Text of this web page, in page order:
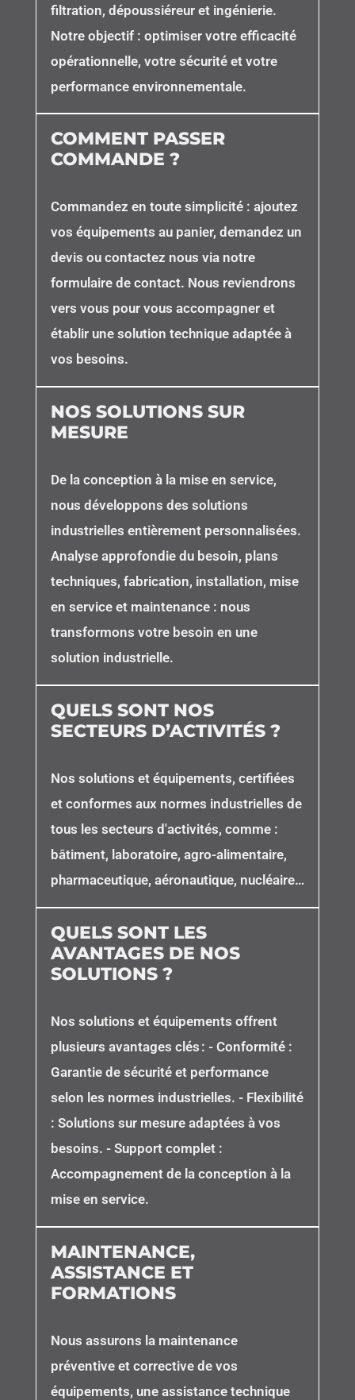
filtration, dépoussiéreur et ingénierie.
Notre objectif : optimiser votre efficacité
opérationnelle, votre sécurité et votre
performance environnementale.
COMMENT PASSER
COMMANDE ?
Commandez en toute simplicité : ajoutez
vos équipements au panier, demandez un
devis ou contactez nous via notre
formulaire de contact. Nous reviendrons
vers vous pour vous accompagner et
établir une solution technique adaptée à
vos besoins.
NOS SOLUTIONS SUR
MESURE
De la conception à la mise en service,
nous développons des solutions
industrielles entièrement personnalisées.
Analyse approfondie du besoin, plans
techniques, fabrication, installation, mise
en service et maintenance : nous
transformons votre besoin en une
solution industrielle.
QUELS SONT NOS
SECTEURS D’ACTIVITÉS ?
Nos solutions et équipements, certifiées
et conformes aux normes industrielles de
tous les secteurs d'activités, comme :
bâtiment, laboratoire, agro-alimentaire,
pharmaceutique, aéronautique, nucléaire…
QUELS SONT LES
AVANTAGES DE NOS
SOLUTIONS ?
Nos solutions et équipements offrent
plusieurs avantages clés : - Conformité :
Garantie de sécurité et performance
selon les normes industrielles. - Flexibilité
: Solutions sur mesure adaptées à vos
besoins. - Support complet :
Accompagnement de la conception à la
mise en service.
MAINTENANCE,
ASSISTANCE ET
FORMATIONS
Nous assurons la maintenance
préventive et corrective de vos
équipements, une assistance technique